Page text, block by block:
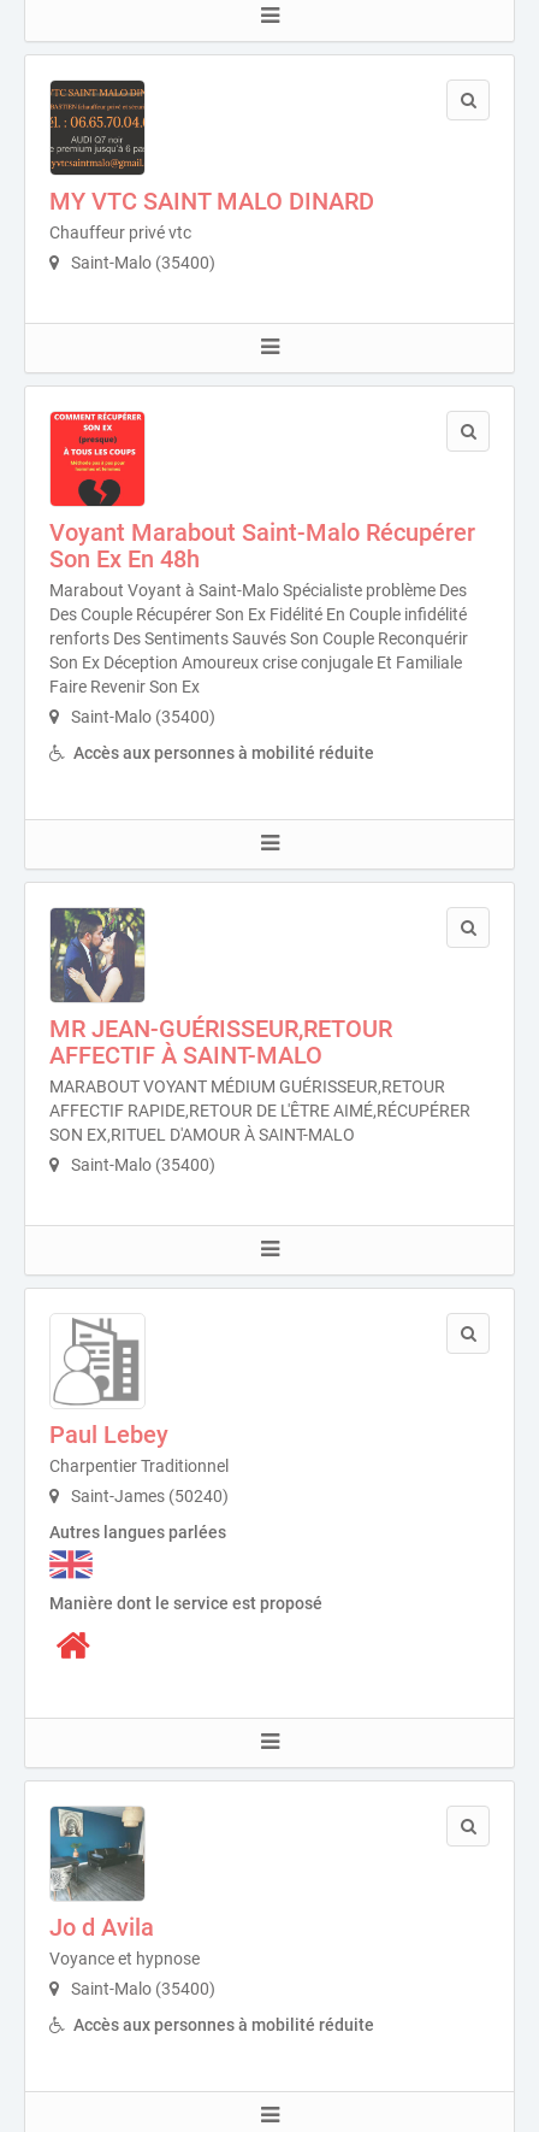
MY VTC SAINT MALO DINARD
Chauffeur privé vtc
Saint-Malo (35400)
Voyant Marabout Saint-Malo Récupérer
Son Ex En 48h
Marabout Voyant à Saint-Malo Spécialiste problème Des
Des Couple Récupérer Son Ex Fidélité En Couple infidélité
renforts Des Sentiments Sauvés Son Couple Reconquérir
Son Ex Déception Amoureux crise conjugale Et Familiale
Faire Revenir Son Ex
Saint-Malo (35400)
Accès aux personnes à mobilité réduite
MR JEAN-GUÉRISSEUR,RETOUR
AFFECTIF À SAINT-MALO
MARABOUT VOYANT MÉDIUM GUÉRISSEUR,RETOUR
AFFECTIF RAPIDE,RETOUR DE L'ÊTRE AIMÉ,RÉCUPÉRER
SON EX,RITUEL D'AMOUR À SAINT-MALO
Saint-Malo (35400)
Paul Lebey
Charpentier Traditionnel
Saint-James (50240)
Autres langues parlées
Manière dont le service est proposé
Jo d Avila
Voyance et hypnose
Saint-Malo (35400)
Accès aux personnes à mobilité réduite